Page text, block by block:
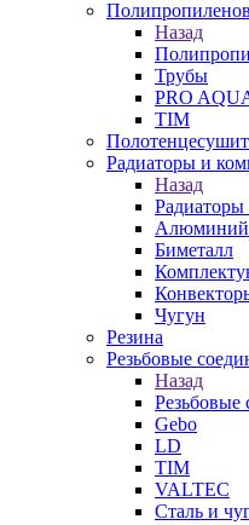
Назад
Трубы
PRO
TIM
Радиаторы и
Назад
Алюминий
Биметалл
Чугун
Резина
Резьбовые
Назад
Резьбовые
Gebo
LD
TIM
VALTEC
Сталь и